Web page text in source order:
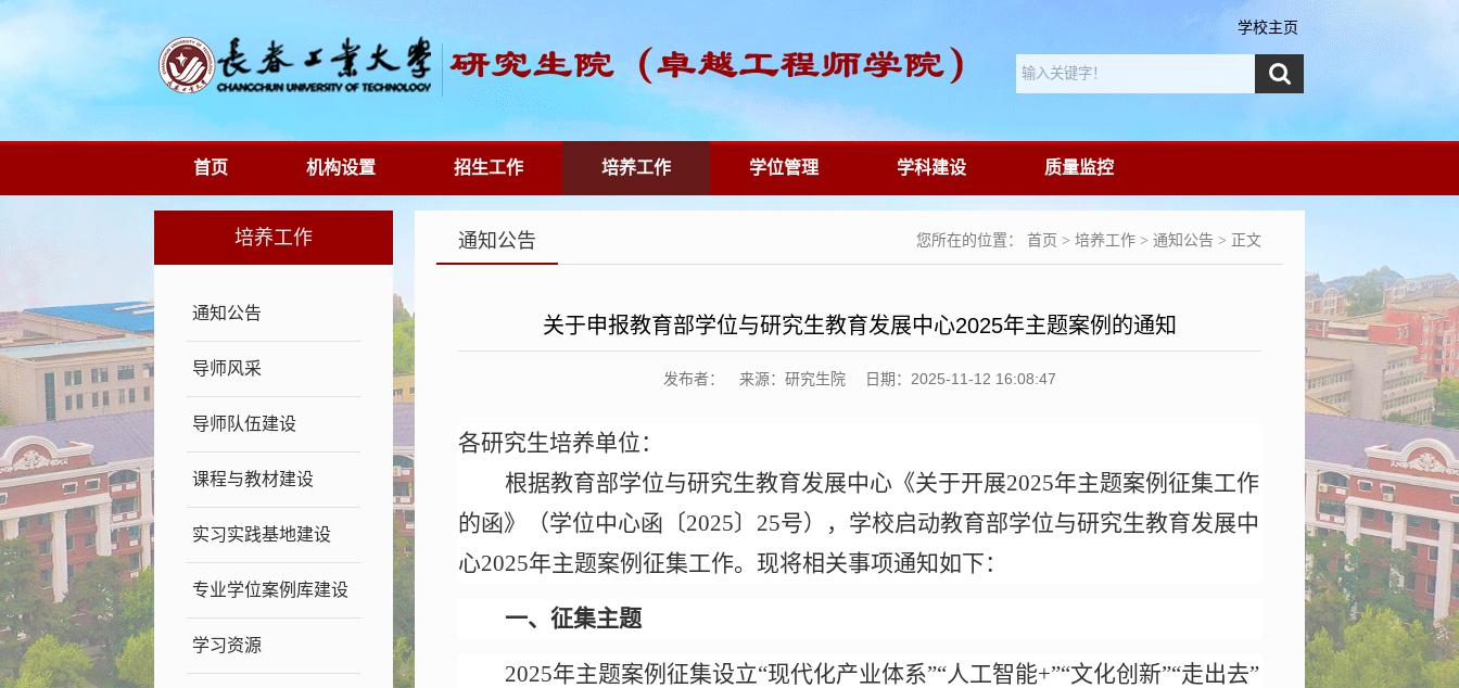
学校主页
首页 机构设置 招生工作 培养工作 学位管理 学科建设 质量监控
培养工作
通知公告
导师风采
导师队伍建设
课程与教材建设
实习实践基地建设
专业学位案例库建设
学习资源
您所在的位置： 首页 > 培养工作 > 通知公告 > 正文
通知公告
关于申报教育部学位与研究生教育发展中心2025年主题案例的通知
发布者： 来源：研究生院 日期：2025-11-12 16:08:47
各研究生培养单位：
根据教育部学位与研究生教育发展中心《关于开展2025年主题案例征集工作
的函》（学位中心函〔2025〕 25号），学校启动教育部学位与研究生教育发展中
心2025年主题案例征集工作。现将相关事项通知如下：
一、征集主题
2025年主题案例征集设立“现代化产业体系”“人工智能+”“文化创新”“走出去”